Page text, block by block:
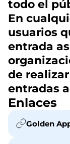
todo el
En
usuarios
entrada
de
entradas
Enlaces
Golden